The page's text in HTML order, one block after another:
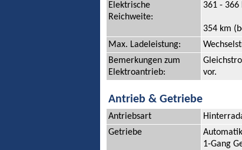
Elektrische
Reichweite:
361 - 366
354 km
Max. Ladeleistung:
Bemerkungen zum
Elektroantrieb:
vor.
Antrieb & Getriebe
Antriebsart
Getriebe
1-Gang